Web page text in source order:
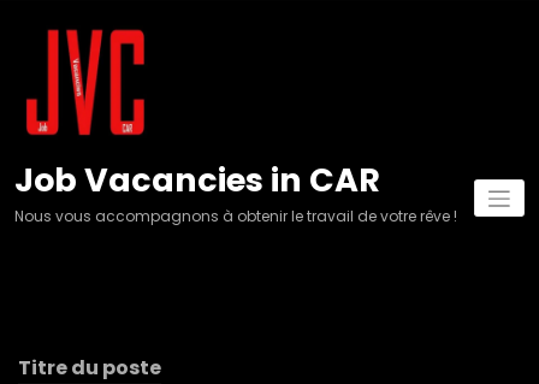
Job Vacancies in CAR
Nous vous accompagnons à obtenir le travail de votre rêve !
Titre du poste